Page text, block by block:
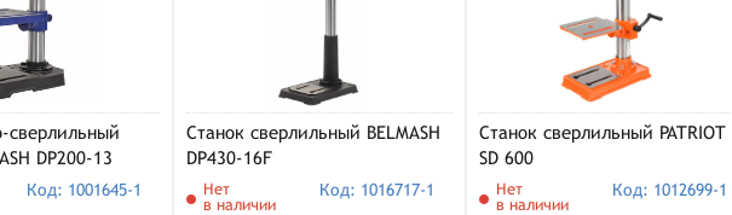
сверлильный
DP200-13
Код: 1001645-1
Станок сверлильный BELMASH
DP430-16F
Нет
в наличии
Код: 1016717-1
Станок сверлильный PATRIOT
SD 600
Нет
в наличии
Код: 1012699-1